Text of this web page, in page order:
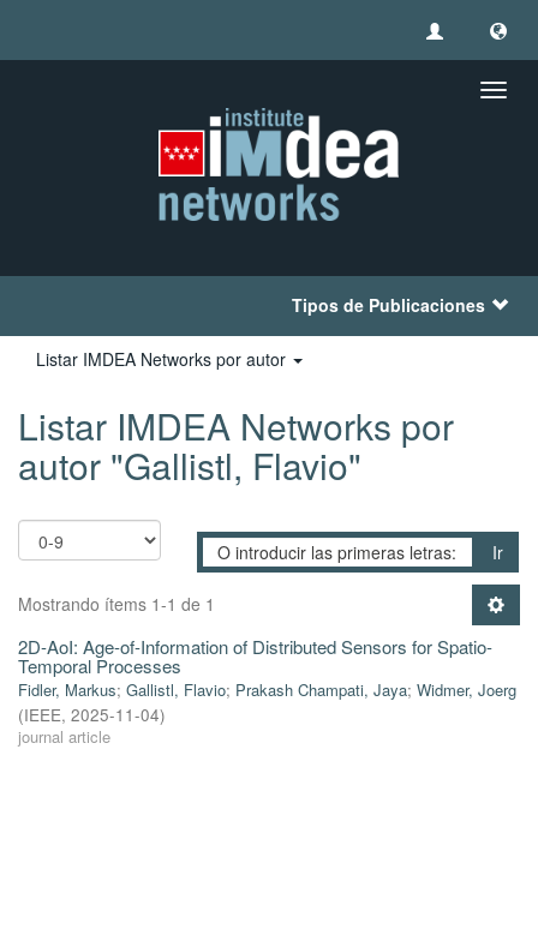
Tipos de Publicaciones
Listar IMDEA Networks por autor
Listar IMDEA Networks por
autor "Gallistl, Flavio"
Ir
Mostrando ítems 1-1 de 1
2D-AoI: Age-of-Information of Distributed Sensors for Spatio-
Temporal Processes
Fidler, Markus; Gallistl, Flavio; Prakash Champati, Jaya; Widmer, Joerg
(IEEE, 2025-11-04)
journal article